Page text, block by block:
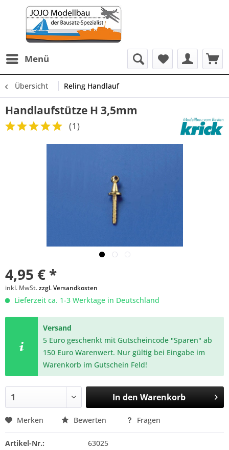
Menü
Übersicht Reling Handlauf
Handlaufstütze H 3,5mm
(1)
4,95 € *
inkl. MwSt.zzgl. Versandkosten
Lieferzeit ca. 1-3 Werktage in Deutschland
Versand
5 Euro geschenkt mit Gutscheincode "Sparen" ab
150 Euro Warenwert. Nur gültig bei Eingabe im
Warenkorb im Gutschein Feld!
In den Warenkorb
Merken Bewerten Fragen
Artikel-Nr.:
63025